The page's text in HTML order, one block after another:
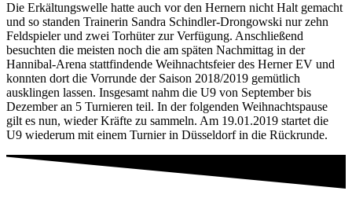
Die Erkältungswelle hatte auch vor den Hernern nicht Halt gemacht
und so standen Trainerin Sandra Schindler-Drongowski nur zehn
Feldspieler und zwei Torhüter zur Verfügung. Anschließend
besuchten die meisten noch die am späten Nachmittag in der
Hannibal-Arena stattfindende Weihnachtsfeier des Herner EV und
konnten dort die Vorrunde der Saison 2018/2019 gemütlich
ausklingen lassen. Insgesamt nahm die U9 von September bis
Dezember an 5 Turnieren teil. In der folgenden Weihnachtspause
gilt es nun, wieder Kräfte zu sammeln. Am 19.01.2019 startet die
U9 wiederum mit einem Turnier in Düsseldorf in die Rückrunde.